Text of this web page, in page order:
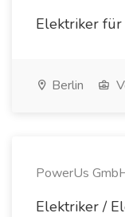
Elektriker
Berlin
PowerUs
Elektriker /